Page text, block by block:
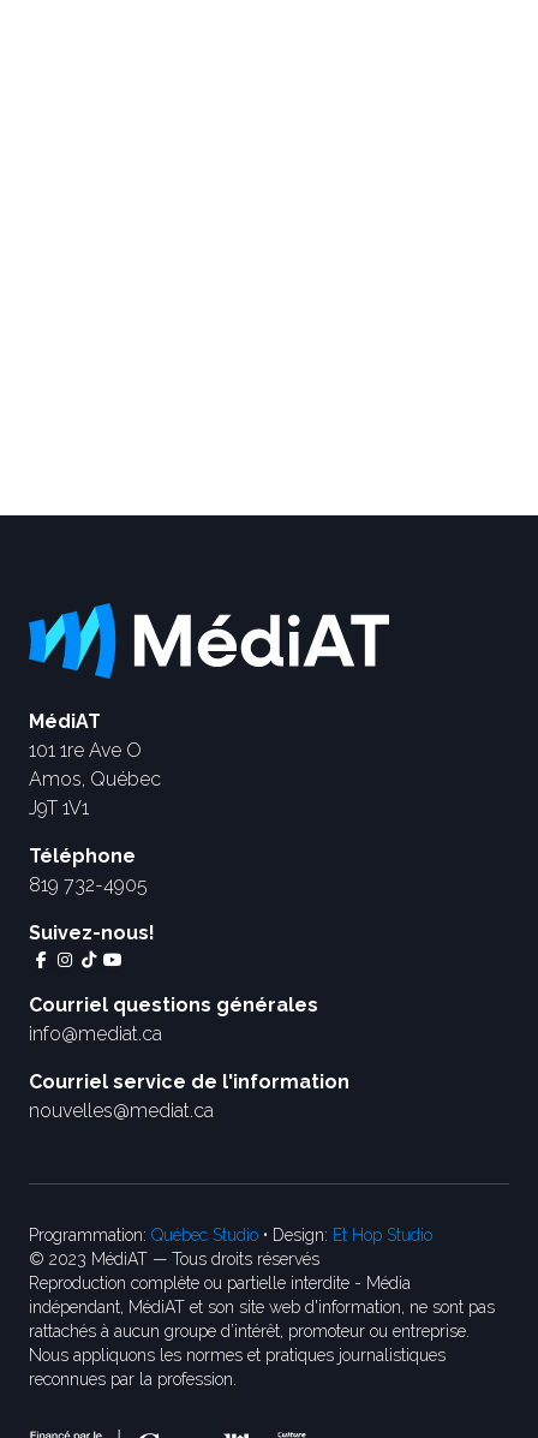
MédiAT
101 1re Ave O
Amos, Québec
J9T 1V1
Téléphone
819 732-4905
Suivez-nous!
Courriel questions générales
info@mediat.ca
Courriel service de l'information
nouvelles@mediat.ca
Programmation: Québec Studio • Design: Et Hop Studio
© 2023 MédiAT — Tous droits réservés
Reproduction complète ou partielle interdite - Média
indépendant, MédiAT et son site web d'information, ne sont pas
rattachés à aucun groupe d’intérêt, promoteur ou entreprise.
Nous appliquons les normes et pratiques journalistiques
reconnues par la profession.